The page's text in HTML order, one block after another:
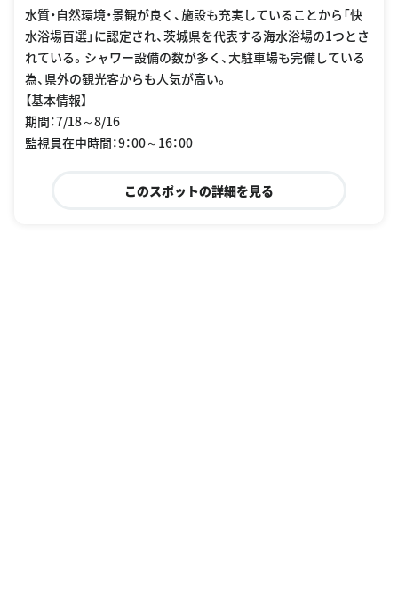
水質・自然環境・景観が良く、施設も充実していることから「快
水浴場百選」に認定され、茨城県を代表する海水浴場の1つとさ
れている。シャワー設備の数が多く、大駐車場も完備している
為、県外の観光客からも人気が高い。
【基本情報】
期間：7/18～8/16
監視員在中時間：9：00～16：00
このスポットの詳細を見る